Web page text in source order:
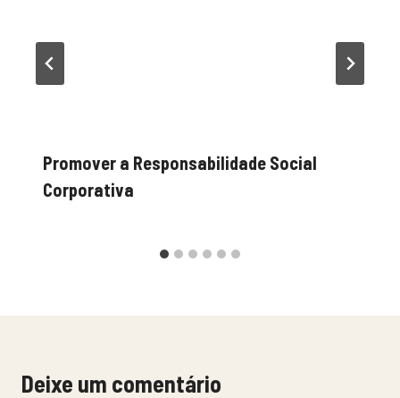
Promover a Responsabilidade Social
Corporativa
Deixe um comentário